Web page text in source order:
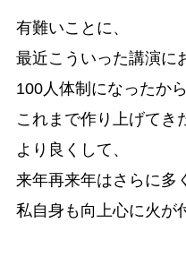
有難いことに、
最近こういった講演に
100人体制になったか
これまで作り上げてき
より良くして、
来年再来年はさらに多
私自身も向上心に火が